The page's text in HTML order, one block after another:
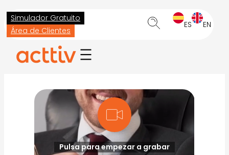
Saltar
al
contenido
Simulador Gratuito
Área de Clientes
ES EN
Pulsa para empezar a grabar